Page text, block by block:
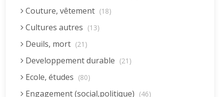
Couture, vêtement (18)
Cultures autres (13)
Deuils, mort (21)
Developpement durable (21)
Ecole, études (80)
Engagement (social,politique) (46)